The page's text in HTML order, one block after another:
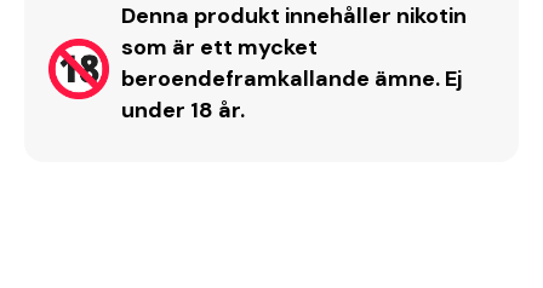
Denna produkt innehåller nikotin
som är ett mycket
beroendeframkallande ämne. Ej
under 18 år.